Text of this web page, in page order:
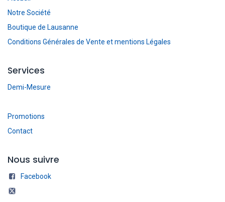
Notre Société
Boutique de Lausanne
Conditions Générales de Vente et mentions Légales
Services
Demi-Mesure
Promotions
Contact
Nous suivre
Facebook